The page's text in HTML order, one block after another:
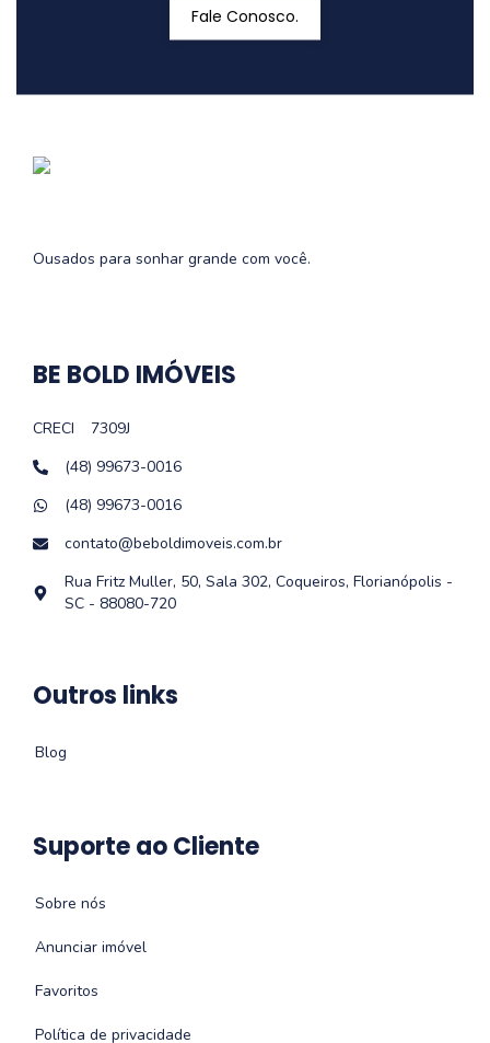
Fale Conosco.
Ousados para sonhar grande com você.
BE BOLD IMÓVEIS
CRECI
7309J
(48) 99673-0016
(48) 99673-0016
contato@beboldimoveis.com.br
Rua Fritz Muller, 50, Sala 302, Coqueiros, Florianópolis -
SC - 88080-720
Outros links
Blog
Suporte ao Cliente
Sobre nós
Anunciar imóvel
Favoritos
Política de privacidade